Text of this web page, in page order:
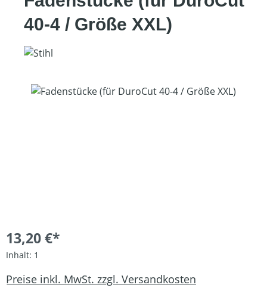
40-4 / Größe XXL)
Bildergalerie überspringen
13,20 €*
Inhalt: 1
Preise inkl. MwSt. zzgl. Versandkosten